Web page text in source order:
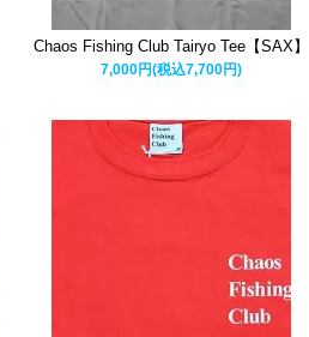
Chaos Fishing Club Tairyo Tee【SAX】
7,000円(税込7,700円)